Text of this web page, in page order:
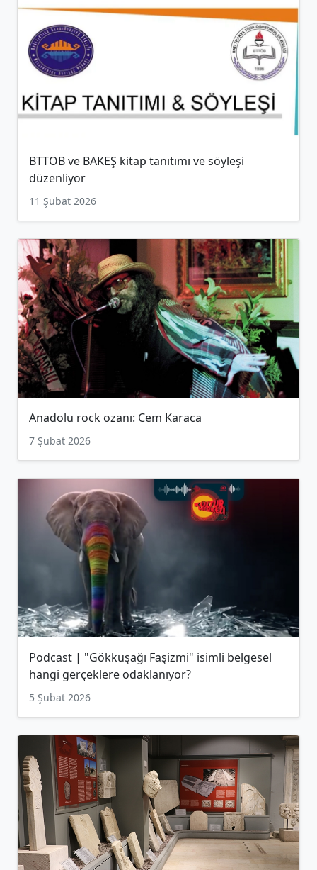
BTTÖB ve BAKEŞ kitap tanıtımı ve söyleşi
düzenliyor
11 Şubat 2026
Anadolu rock ozanı: Cem Karaca
7 Şubat 2026
Podcast | "Gökkuşağı Faşizmi" isimli belgesel
hangi gerçeklere odaklanıyor?
5 Şubat 2026